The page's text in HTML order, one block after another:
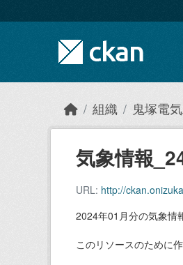
組織 鬼塚電
気象情報
URL: http://
2024年01月分の気象情
このリソースのために